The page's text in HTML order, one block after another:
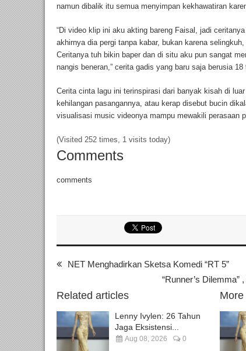
namun dibalik itu semua menyimpan kekhawatiran
“Di video klip ini aku akting bareng Faisal, jadi
akhirnya dia pergi tanpa kabar, bukan karena
Ceritanya tuh bikin baper dan di situ aku pun sangat
nangis beneran,” cerita gadis yang baru saja berusia 18
Cerita cinta lagu ini terinspirasi dari banyak kisah di
kehilangan pasangannya, atau kerap disebut bucin
visualisasi music videonya mampu mewakili perasaan
(Visited 252 times, 1 visits today)
Comments
comments
NET Menghadirkan Sketsa Komedi “RT 5”
“Runner’s
Related articles
Lenny Ivylen: 26 Tahun
Jaga Eksistensi...
Aug 08, 2026 0